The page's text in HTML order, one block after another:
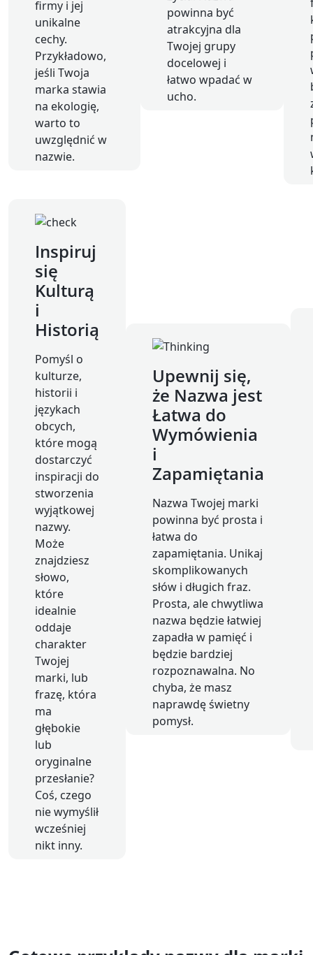
firmy i jej
unikalne
cechy.
Przykładowo,
jeśli Twoja
marka stawia
na ekologię,
warto to
uwzględnić w
nazwie.
powinna być
atrakcyjna dla
Twojej grupy
docelowej i
łatwo wpadać w
ucho.
Inspiruj
się
Kulturą
i
Historią
Pomyśl o
kulturze,
historii i
językach
obcych,
które mogą
dostarczyć
inspiracji do
stworzenia
wyjątkowej
nazwy.
Może
znajdziesz
słowo,
które
idealnie
oddaje
charakter
Twojej
marki, lub
frazę, która
ma
głębokie
lub
oryginalne
przesłanie?
Coś, czego
nie wymyślił
wcześniej
nikt inny.
Upewnij się,
że Nazwa jest
Łatwa do
Wymówienia
i
Zapamiętania
Nazwa Twojej marki
powinna być prosta i
łatwa do
zapamiętania. Unikaj
skomplikowanych
słów i długich fraz.
Prosta, ale chwytliwa
nazwa będzie łatwiej
zapadła w pamięć i
będzie bardziej
rozpoznawalna. No
chyba, że masz
naprawdę świetny
pomysł.